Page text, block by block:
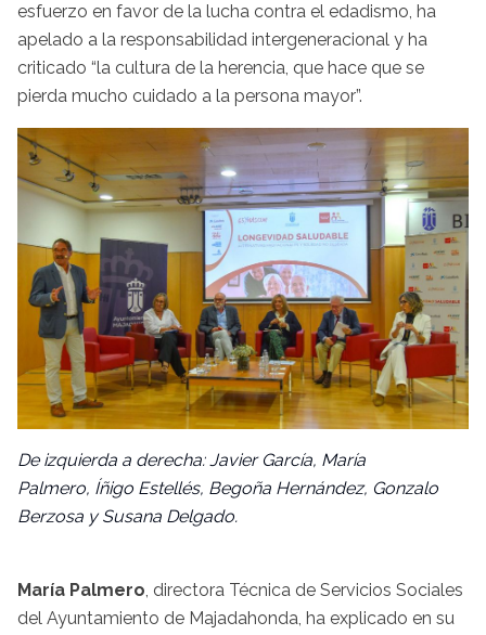
esfuerzo en favor de la lucha contra el edadismo, ha
apelado a la responsabilidad intergeneracional y ha
criticado “la cultura de la herencia, que hace que se
pierda mucho cuidado a la persona mayor”.
De izquierda a derecha: Javier García, María
Palmero, Íñigo Estellés, Begoña Hernández, Gonzalo
Berzosa y Susana Delgado.
María Palmero, directora Técnica de Servicios Sociales
del Ayuntamiento de Majadahonda, ha explicado en su